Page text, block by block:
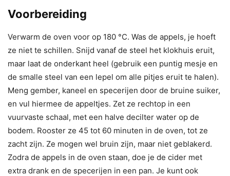
Voorbereiding
Verwarm de oven voor op 180 °C. Was de appels, je hoeft
ze niet te schillen. Snijd vanaf de steel het klokhuis eruit,
maar laat de onderkant heel (gebruik een puntig mesje en
de smalle steel van een lepel om alle pitjes eruit te halen).
Meng gember, kaneel en specerijen door de bruine suiker,
en vul hiermee de appeltjes. Zet ze rechtop in een
vuurvaste schaal, met een halve decilter water op de
bodem. Rooster ze 45 tot 60 minuten in de oven, tot ze
zacht zijn. Ze mogen wel bruin zijn, maar niet geblakerd.
Zodra de appels in de oven staan, doe je de cider met
extra drank en de specerijen in een pan. Je kunt ook